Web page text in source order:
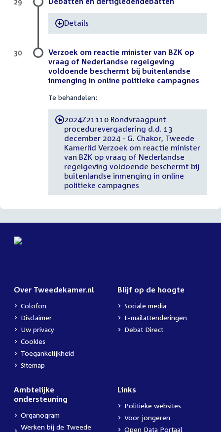
-Details
29
Verzoek om reactie minister van BZK op
vraag of Nederlandse regelgeving
voldoende beschermt bij buitenlandse
inmenging in online politieke campagnes
Te behandelen:
-2024Z21110 Rondvraagpunt
procedurevergadering d.d. 13
december 2024 - G. Chakor, Tweede
Kamerlid Verzoek om reactie minister
van BZK op vraag of Nederlandse
regelgeving voldoende beschermt bij
buitenlandse inmenging in online
politieke campagnes
30
Over Tweedekamer.nl
Colofon
Disclaimer
Uw privacy
Cookies
Toegankelijkheid
Sitemap
Blijf op de hoogte
Sociale media
E-mailattenderingen
Debat Direct
Ambtelijke
ondersteuning
Organogram
Werken bij de Tweede
Links
Politieke websites
Voor jongeren
Open Data Portaal